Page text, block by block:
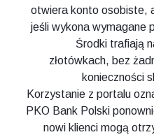
otwiera konto osobiste,
jeśli wykona wymagane
Środki trafiają
złotówkach, bez
konieczności
Korzystanie z portalu
PKO Bank Polski
nowi klienci mogą